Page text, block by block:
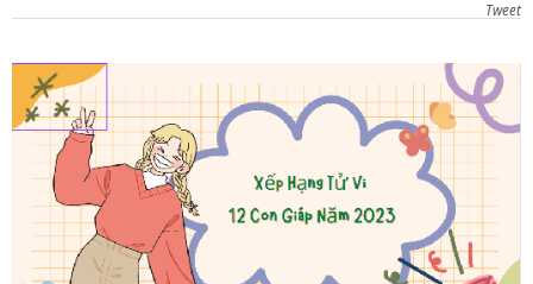
Tweet